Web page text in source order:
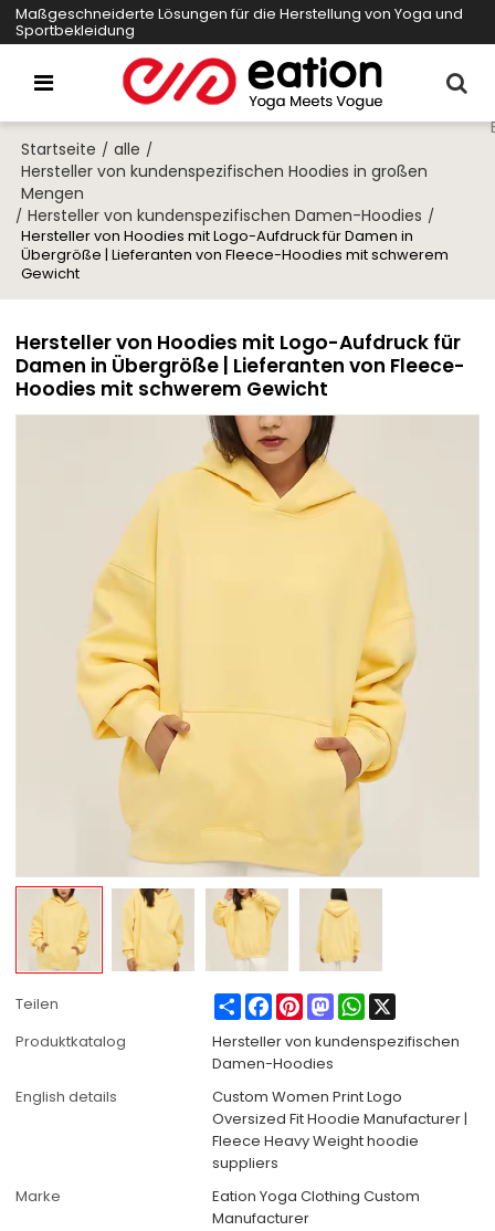
Maßgeschneiderte Lösungen für die Herstellung von Yoga und
Sportbekleidung
Startseite / alle /
Hersteller von kundenspezifischen Hoodies in großen
Mengen
/ Hersteller von kundenspezifischen Damen-Hoodies /
Hersteller von Hoodies mit Logo-Aufdruck für Damen in
Übergröße | Lieferanten von Fleece-Hoodies mit schwerem
Gewicht
Hersteller von Hoodies mit Logo-Aufdruck für
Damen in Übergröße | Lieferanten von Fleece-
Hoodies mit schwerem Gewicht
Teilen ShareFacebook
PinterestMastodonWhatsApp
Produktkatalog
Hersteller von kundenspezifischen
Damen-Hoodies
English details
Custom Women Print Logo
Oversized Fit Hoodie Manufacturer |
Fleece Heavy Weight hoodie
suppliers
Marke
Eation Yoga Clothing Custom
Manufacturer